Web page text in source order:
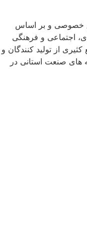
خصوصی و بر اساس
اجتماعی و فرهنگی
از تولید کنندگان و
های صنعت استانی در